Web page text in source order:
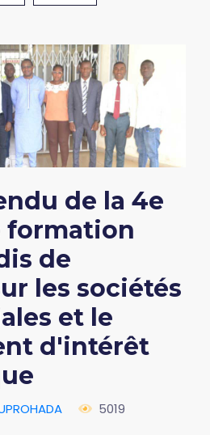
de la 4e
formation
de
les sociétés
et le
d'intérêt
5019